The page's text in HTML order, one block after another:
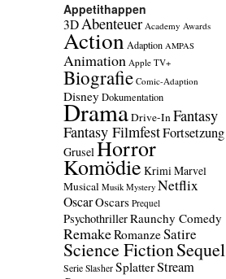
Appetithappen
3DAbenteuer Academy Awards
Action Adaption AMPAS
Animation Apple TV+
Biografie Comic-Adaption
Disney Dokumentation
DramaDrive-InFantasy
Fantasy FilmfestFortsetzung
GruselHorror
Komödie KrimiMarvel
Musical Musik Mystery Netflix
OscarOscars Prequel
PsychothrillerRaunchy Comedy
RemakeRomanzeSatire
Science FictionSequel
Serie Slasher SplatterStream